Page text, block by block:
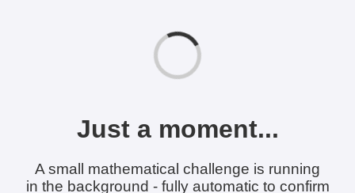
Just a moment...
A small mathematical challenge is running
in the background - fully automatic to confirm